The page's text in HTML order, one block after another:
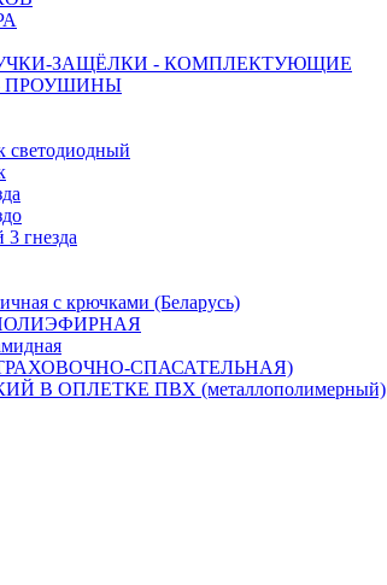
ЗАЩЁЛКИ - КОМПЛЕКТУЮЩИЕ
ПРОУШИНЫ
светодиодный
гнезда
с крючками (Беларусь)
ПОЛИЭФИРНАЯ
СПАСАТЕЛЬНАЯ)
В ОПЛЕТКЕ ПВХ (металлополимерный)